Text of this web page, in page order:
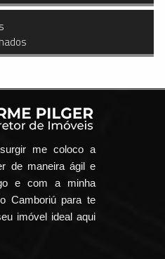
me coloco a
de maneira ágil e
e com a minha
Camboriú para te
imóvel ideal aqui